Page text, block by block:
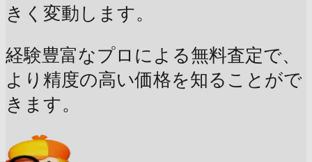
きく変動します。
経験豊富なプロによる無料査定で、
より精度の高い価格を知ることがで
きます。